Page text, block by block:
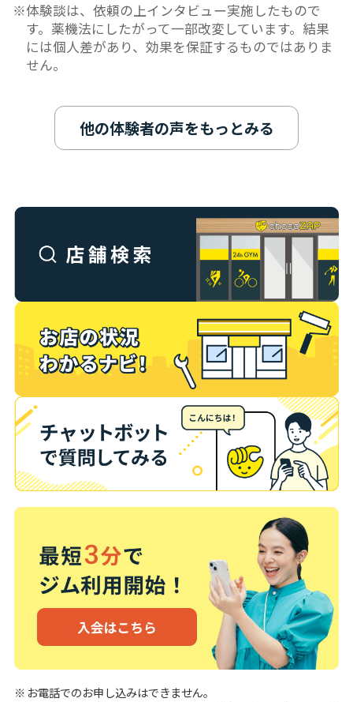
体験談は、依頼の上インタビュー実施したもので
す。薬機法にしたがって一部改変しています。結果
には個人差があり、効果を保証するものではありま
せん。
他の体験者の声をもっとみる
お電話でのお申し込みはできません。